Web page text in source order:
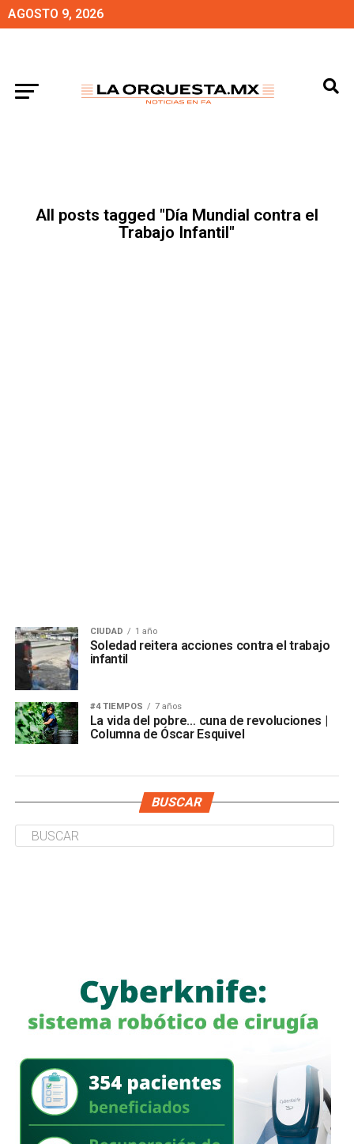
AGOSTO 9, 2026
All posts tagged "Día Mundial contra el
Trabajo Infantil"
CIUDAD 1 año
Soledad reitera acciones contra el trabajo
infantil
#4 TIEMPOS 7 años
La vida del pobre… cuna de revoluciones |
Columna de Óscar Esquivel
BUSCAR